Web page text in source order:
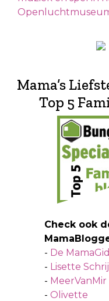
Mama’s
Top 5
Check ook
- De
- Lisette
- MeerVanMir
- Olivette